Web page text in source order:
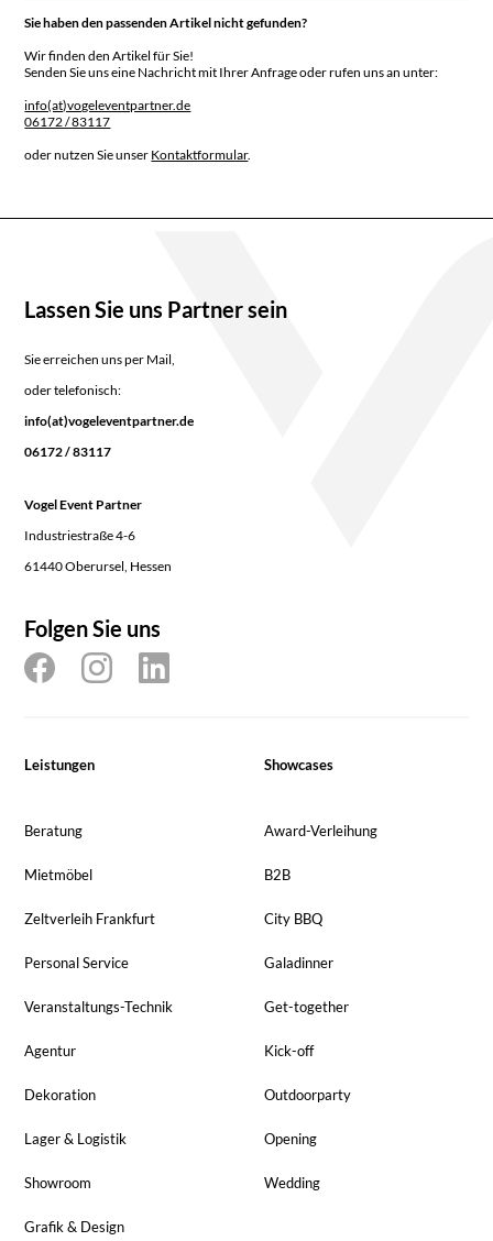
Sie haben den passenden Artikel nicht gefunden?
Wir finden den Artikel für Sie!
Senden Sie uns eine Nachricht mit Ihrer Anfrage oder rufen uns an unter:
info(at)vogeleventpartner.de
06172 / 83117
oder nutzen Sie unser Kontaktformular.
Lassen Sie uns Partner sein
Sie erreichen uns per Mail,
oder telefonisch:
info(at)vogeleventpartner.de
06172 / 83117
Vogel Event Partner
Industriestraße 4-6
61440 Oberursel, Hessen
Folgen Sie uns
Leistungen
Beratung
Mietmöbel
Zeltverleih Frankfurt
Personal Service
Veranstaltungs-Technik
Agentur
Dekoration
Lager & Logistik
Showroom
Grafik & Design
Showcases
Award-Verleihung
B2B
City BBQ
Galadinner
Get-together
Kick-off
Outdoorparty
Opening
Wedding